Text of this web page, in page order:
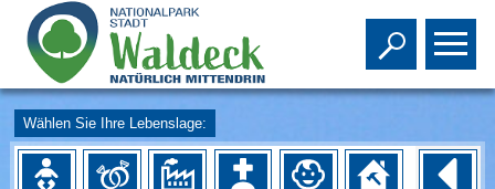
Toggle
Wählen Sie Ihre Lebenslage: